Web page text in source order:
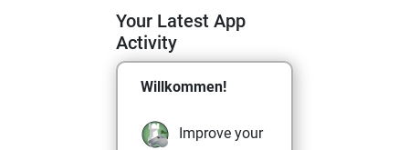
Your Latest App
Activity
Willkommen!
Improve your